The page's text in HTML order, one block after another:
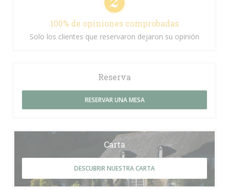
100% de opiniones comprobadas
Solo los clientes que reservaron dejaron su opinión
Reserva
RESERVAR UNA MESA
Carta
DESCUBRIR NUESTRA CARTA